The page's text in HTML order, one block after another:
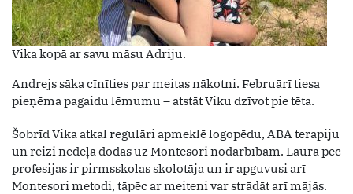
Vika kopā ar savu māsu Adriju.
Andrejs sāka cīnīties par meitas nākotni. Februārī tiesa
pieņēma pagaidu lēmumu – atstāt Viku dzīvot pie tēta.
Šobrīd Vika atkal regulāri apmeklē logopēdu, ABA terapiju
un reizi nedēļā dodas uz Montesori nodarbībām. Laura pēc
profesijas ir pirmsskolas skolotāja un ir apguvusi arī
Montesori metodi, tāpēc ar meiteni var strādāt arī mājās.